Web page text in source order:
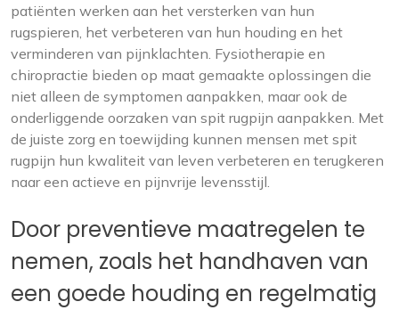
patiënten werken aan het versterken van hun
rugspieren, het verbeteren van hun houding en het
verminderen van pijnklachten. Fysiotherapie en
chiropractie bieden op maat gemaakte oplossingen die
niet alleen de symptomen aanpakken, maar ook de
onderliggende oorzaken van spit rugpijn aanpakken. Met
de juiste zorg en toewijding kunnen mensen met spit
rugpijn hun kwaliteit van leven verbeteren en terugkeren
naar een actieve en pijnvrije levensstijl.
Door preventieve maatregelen te
nemen, zoals het handhaven van
een goede houding en regelmatig